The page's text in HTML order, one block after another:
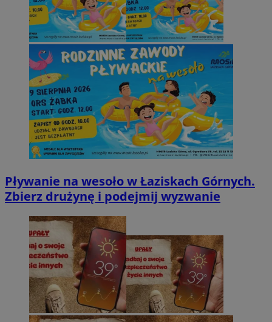
Pływanie na wesoło w Łaziskach Górnych.
Zbierz drużynę i podejmij wyzwanie